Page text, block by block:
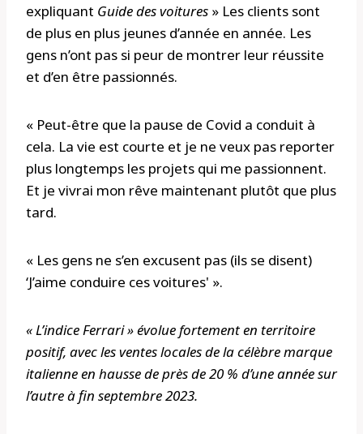
expliquant Guide des voitures » Les clients sont
de plus en plus jeunes d’année en année. Les
gens n’ont pas si peur de montrer leur réussite
et d’en être passionnés.
« Peut-être que la pause de Covid a conduit à
cela. La vie est courte et je ne veux pas reporter
plus longtemps les projets qui me passionnent.
Et je vivrai mon rêve maintenant plutôt que plus
tard.
« Les gens ne s’en excusent pas (ils se disent)
‘J’aime conduire ces voitures' ».
« L’indice Ferrari » évolue fortement en territoire
positif, avec les ventes locales de la célèbre marque
italienne en hausse de près de 20 % d’une année sur
l’autre à fin septembre 2023.